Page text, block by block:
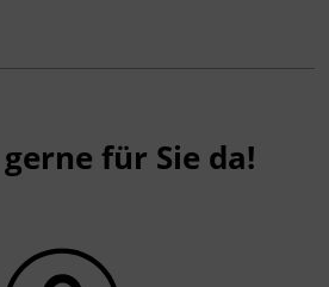
für Sie da!